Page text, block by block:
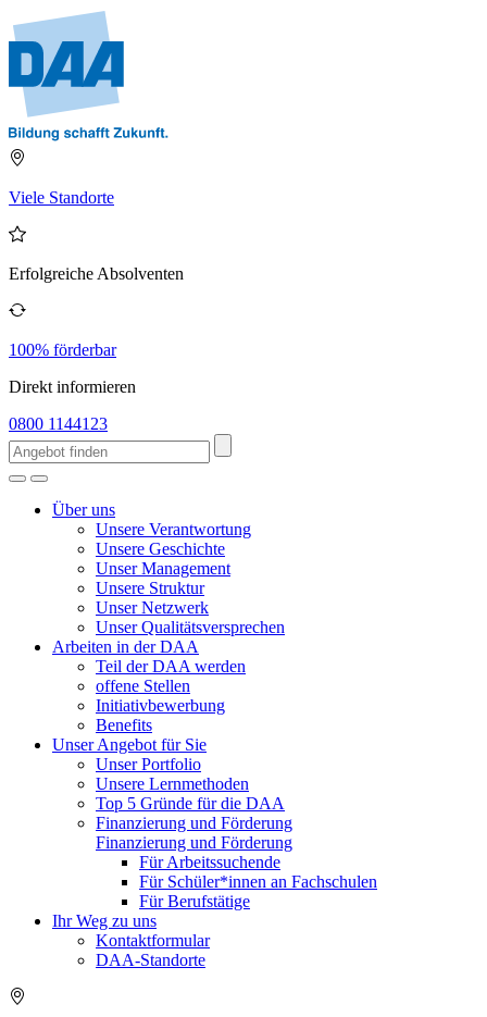
Viele Standorte
Erfolgreiche Absolventen
100% förderbar
Direkt informieren
0800 1144123
Über uns
Unsere Verantwortung
Unsere Geschichte
Unser Management
Unsere Struktur
Unser Netzwerk
Unser Qualitätsversprechen
Arbeiten in der DAA
Teil der DAA werden
offene Stellen
Initiativbewerbung
Benefits
Unser Angebot für Sie
Unser Portfolio
Unsere Lernmethoden
Top 5 Gründe für die DAA
Finanzierung und Förderung
Finanzierung und Förderung
Für Arbeitssuchende
Für Schüler*innen an Fachschulen
Für Berufstätige
Ihr Weg zu uns
Kontaktformular
DAA-Standorte